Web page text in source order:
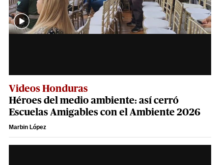
Videos Honduras
Héroes del medio ambiente: así cerró
Escuelas Amigables con el Ambiente 2026
Marbin López